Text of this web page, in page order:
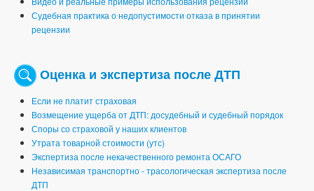
Судебная практика о недопустимости отказа в принятии
рецензии
Оценка и экспертиза после ДТП
Если не платит страховая
Возмещение ущерба от ДТП: досудебный и судебный порядок
Споры со страховой у наших клиентов
Утрата товарной стоимости (утс)
Экспертиза после некачественного ремонта ОСАГО
Независимая транспортно - трасологическая экспертиза после
ДТП